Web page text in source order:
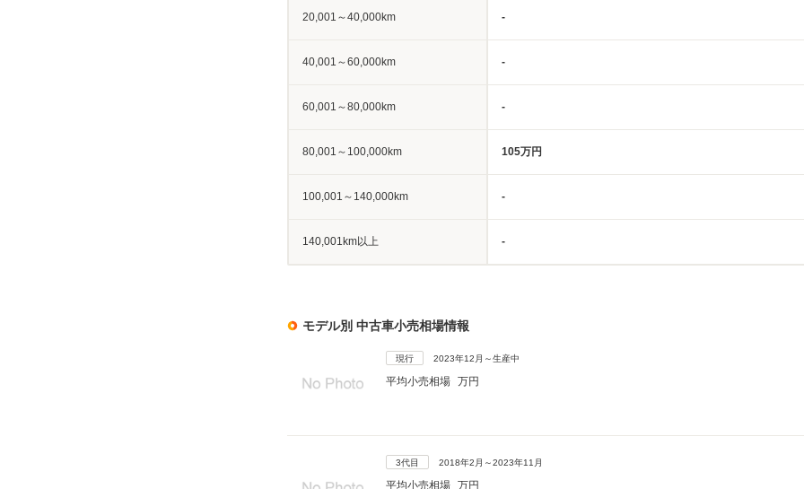
20,001～40,000km -
40,001～60,000km -
60,001～80,000km -
80,001～100,000km 105万円
100,001～140,000km -
140,001km以上 -
モデル別 中古車小売相場情報
現行 2023年12月～生産中
平均小売相場 万円
3代目 2018年2月～2023年11月
平均小売相場 万円